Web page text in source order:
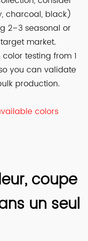
charcoal, black)
2–3 seasonal or
market.
testing from 1
you can validate
production.
colors
coupe
un seul